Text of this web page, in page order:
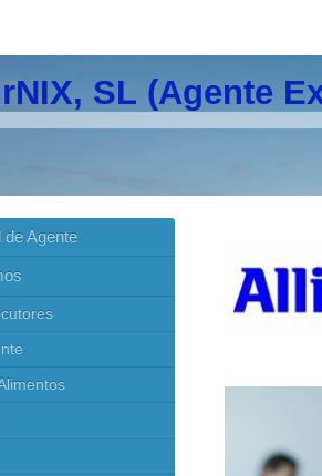
SL (Agente
Agente